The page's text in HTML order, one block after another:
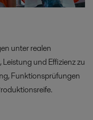
unter realen
und Effizienz zu
Funktionsprüfungen